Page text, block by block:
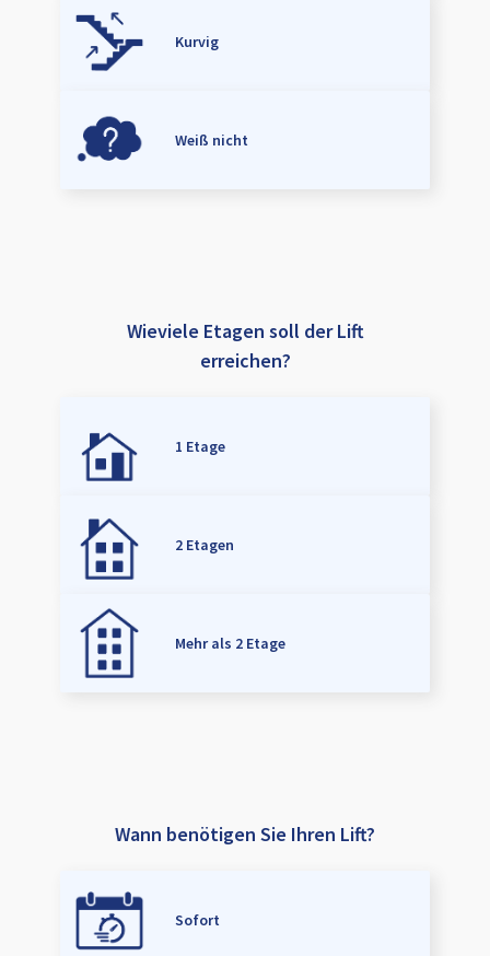
Kurvig
Weiß nicht
Wieviele Etagen soll der Lift
erreichen?
1 Etage
2 Etagen
Mehr als 2 Etage
Wann benötigen Sie Ihren Lift?
Sofort